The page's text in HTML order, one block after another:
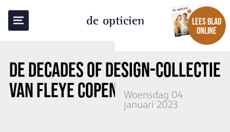
de opticien
LEES BLAD
ONLINE
DE DECADES OF DESIGN-COLLECTIE
VANFLEYE COPENHAGEN
Woensdag 04
januari 2023
TERUG NAAR OVERZICHT